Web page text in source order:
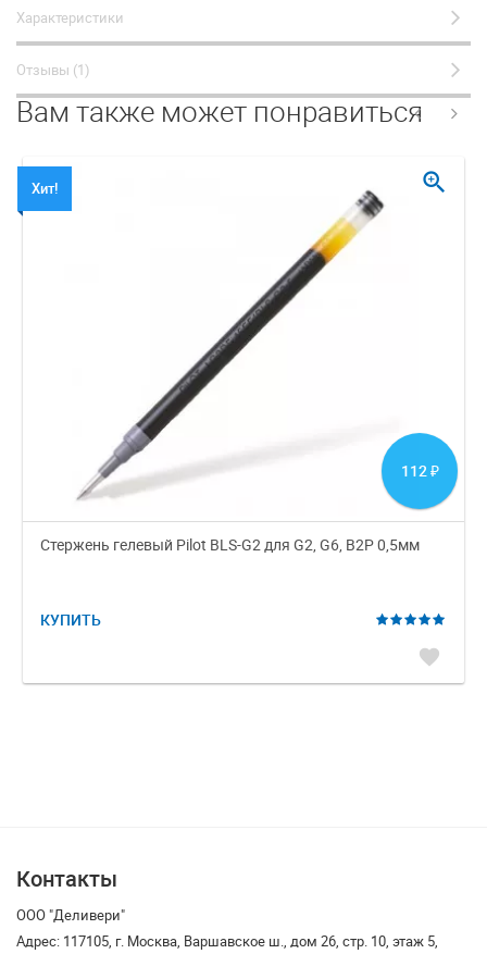
Характеристики
Отзывы (1)
Вам также может понравиться
Хит!
112 ₽
Стержень гелевый Pilot BLS-G2 для G2, G6, B2P 0,5мм
КУПИТЬ
favorite
zoom_in
Контакты
ООО "Деливери"
Адрес: 117105, г. Москва, Варшавское ш., дом 26, стр. 10, этаж 5,